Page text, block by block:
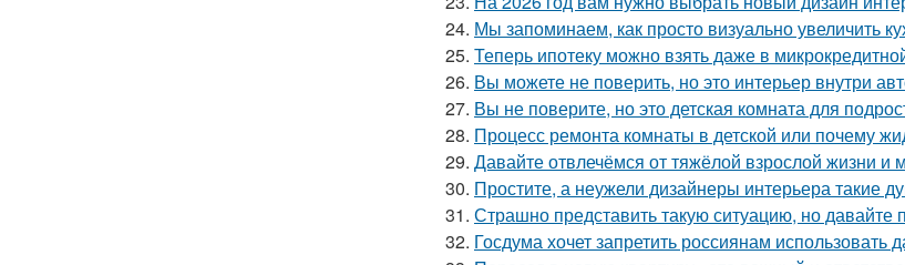
24. Мы запоминаем, как просто визуально увеличить
25. Теперь ипотеку можно взять даже в
26. Вы можете не поверить, но это интерьер внутри
27. Вы не поверите, но это детская комната для
28. Процесс ремонта комнаты в детской или почему
29. Давайте отвлечёмся от тяжёлой взрослой жизни и
30. Простите, а неужели дизайнеры интерьера такие
31. Страшно представить такую ситуацию, но давайте
32. Госдума хочет запретить россиянам использовать